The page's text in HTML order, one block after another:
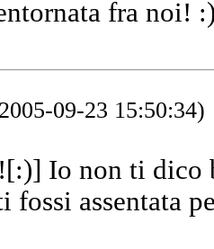
fra noi!
09-23 15:50:34)
Io non ti dico
fossi assentata